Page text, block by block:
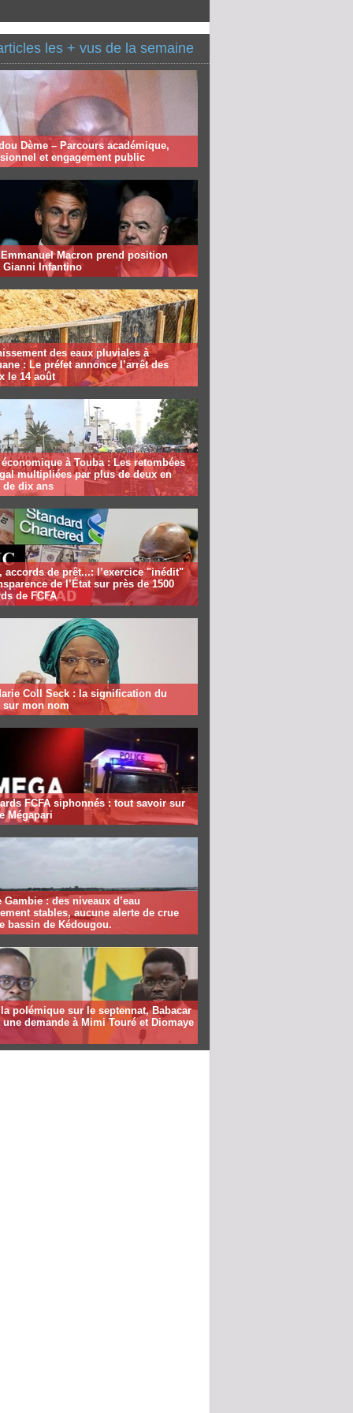
les + vus de la semaine
Dème – Parcours académique,
et engagement public
Emmanuel Macron prend position
Gianni Infantino
des eaux pluviales à
: Le préfet annonce l’arrêt des
le 14 août
à Touba : Les retombées
multipliées par plus de deux en
dix ans
accords de prêt...: l’exercice "inédit"
de l’État sur près de 1500
de FCFA
Coll Seck : la signification du
sur mon nom
FCFA siphonnés : tout savoir sur
Mégapari
Gambie : des niveaux d’eau
stables, aucune alerte de crue
bassin de Kédougou.
polémique sur le septennat, Babacar
une demande à Mimi Touré et Diomaye